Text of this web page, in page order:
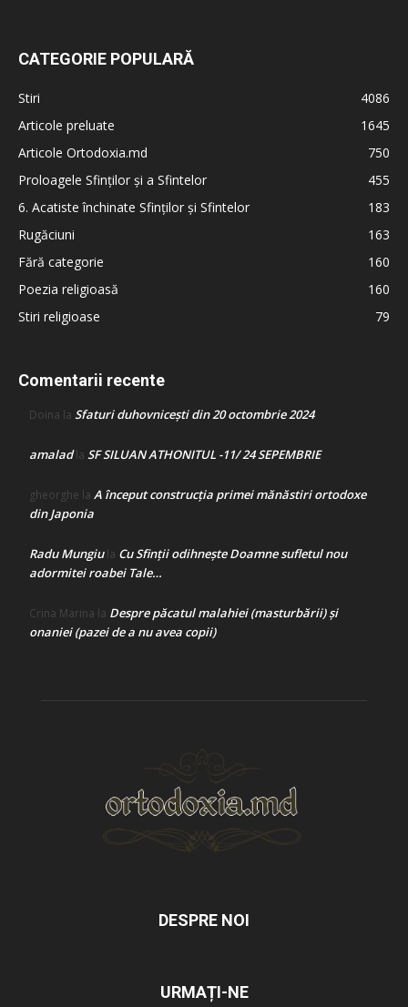
CATEGORIE POPULARĂ
Stiri
4086
Articole preluate
1645
Articole Ortodoxia.md
750
Proloagele Sfinților și a Sfintelor
455
6. Acatiste închinate Sfinților și Sfintelor
183
Rugăciuni
163
Fără categorie
160
Poezia religioasă
160
Stiri religioase
79
Comentarii recente
Doina la Sfaturi duhovnicești din 20 octombrie 2024
amaladla SF SILUAN ATHONITUL -11/ 24 SEPEMBRIE
gheorghe la A început construcţia primei mănăstiri ortodoxe
din Japonia
Radu Mungiula Cu Sfinții odihnește Doamne sufletul nou
adormitei roabei Tale…
Crina Marina la Despre păcatul malahiei (masturbării) şi
onaniei (pazei de a nu avea copii)
DESPRE NOI
URMAȚI-NE